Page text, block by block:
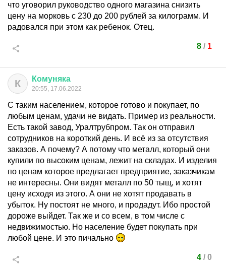
что уговорил руководство одного магазина снизить
цену на морковь с 230 до 200 рублей за килограмм. И
радовался при этом как ребенок. Отец.
8/ 1
К Комуняка
20:55, 17.06.2022
С таким населением, которое готово и покупает, по
любым ценам, удачи не видать. Пример из реальности.
Есть такой завод, Уралтрубпром. Так он отправил
сотрудников на короткий день. И всё из за отсутствия
заказов. А почему? А потому что металл, который они
купили по высоким ценам, лежит на складах. И изделия
по ценам которое предлагает предприятие, заказчикам
не интересны. Они видят металл по 50 тыщ, и хотят
цену исходя из этого. А они не хотят продавать в
убыток. Ну постоят не много, и продадут. Ибо простой
дороже выйдет. Так же и со всем, в том числе с
недвижимостью. Но население будет покупать при
любой цене. И это пичально
4/ 0